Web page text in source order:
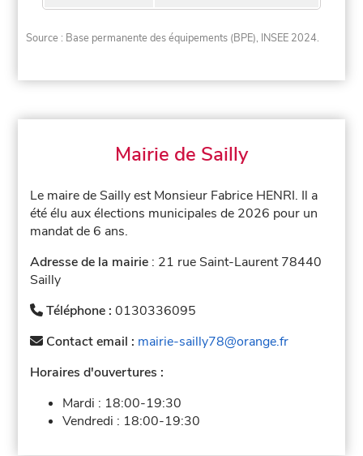
Source : Base permanente des équipements (BPE), INSEE 2024.
Mairie de Sailly
Le maire de Sailly est Monsieur Fabrice HENRI. Il a
été élu aux élections municipales de 2026 pour un
mandat de 6 ans.
Adresse de la mairie : 21 rue Saint-Laurent 78440
Sailly
Téléphone :0130336095
Contact email : mairie-sailly78@orange.fr
Horaires d'ouvertures :
Mardi : 18:00-19:30
Vendredi : 18:00-19:30